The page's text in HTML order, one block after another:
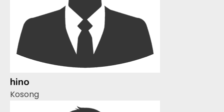
hino
Kosong